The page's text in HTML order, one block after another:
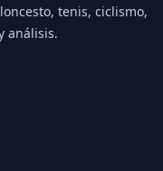
tenis, ciclismo,
análisis.